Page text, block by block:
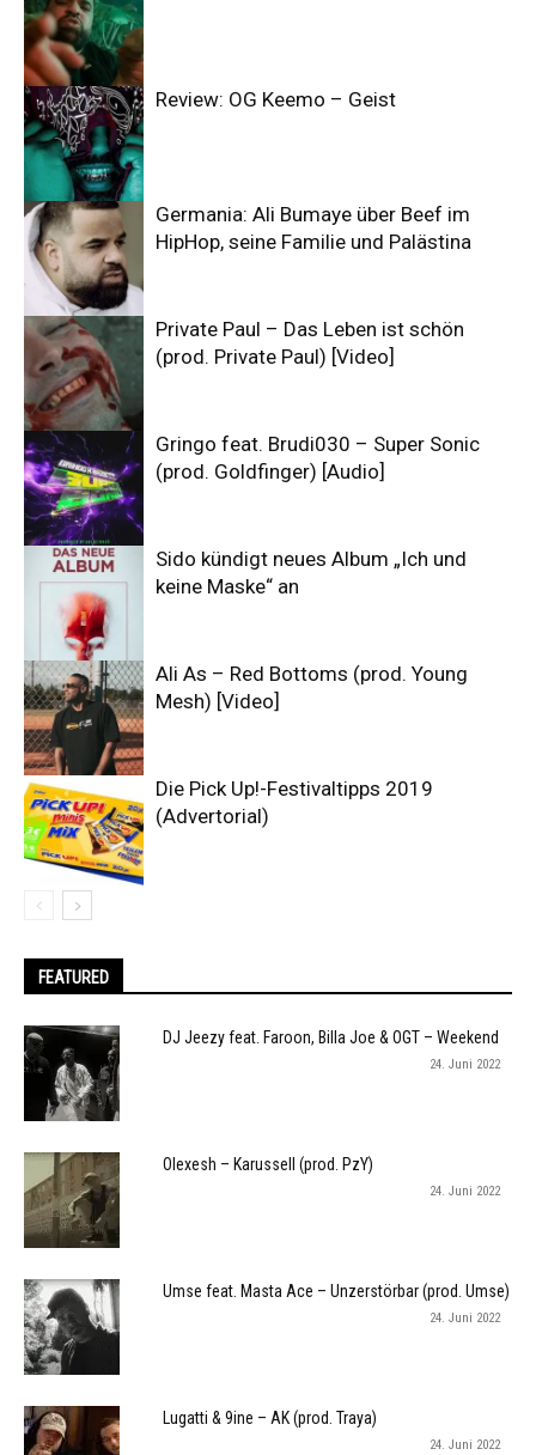
Review: OG Keemo – Geist
Germania: Ali Bumaye über Beef im
HipHop, seine Familie und Palästina
Private Paul – Das Leben ist schön
(prod. Private Paul) [Video]
Gringo feat. Brudi030 – Super Sonic
(prod. Goldfinger) [Audio]
Sido kündigt neues Album „Ich und
keine Maske“ an
Ali As – Red Bottoms (prod. Young
Mesh) [Video]
Die Pick Up!-Festivaltipps 2019
(Advertorial)
FEATURED
DJ Jeezy feat. Faroon, Billa Joe & OGT – Weekend
24. Juni 2022
Olexesh – Karussell (prod. PzY)
24. Juni 2022
Umse feat. Masta Ace – Unzerstörbar (prod. Umse)
24. Juni 2022
Lugatti & 9ine – AK (prod. Traya)
24. Juni 2022